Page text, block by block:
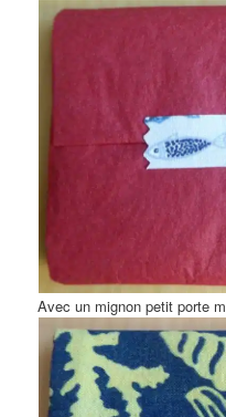
Avec un mignon petit porte